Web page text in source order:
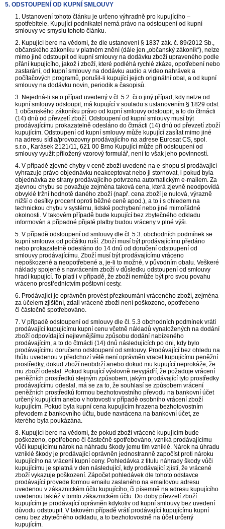
5. ODSTOUPENÍ OD KUPNÍ SMLOUVY
1. Ustanovení tohoto článku je určeno výhradně pro kupujícího –
spotřebitele. Kupující podnikatel nemá právo na odstoupení od kupní
smlouvy ve smyslu tohoto článku.
2. Kupující bere na vědomí, že dle ustanovení § 1837 zák. č. 89/2012 Sb.,
občanského zákoníku v platném znění (dále jen „občanský zákoník“), nelze
mimo jiné odstoupit od kupní smlouvy na dodávku zboží upraveného podle
přání kupujícího, jakož i zboží, které podléhá rychlé zkáze, opotřebení nebo
zastarání, od kupní smlouvy na dodávku audio a video nahrávek a
počítačových programů, porušil-li kupující jejich originální obal, a od kupní
smlouvy na dodávku novin, periodik a časopisů.
3. Nejedná-li se o případ uvedený v čl. 5.2. či o jiný případ, kdy nelze od
kupní smlouvy odstoupit, má kupující v souladu s ustanovením § 1829 odst.
1 občanského zákoníku právo od kupní smlouvy odstoupit, a to do čtrnácti
(14) dnů od převzetí zboží. Odstoupení od kupní smlouvy musí být
prodávajícímu prokazatelně odesláno do čtrnácti (14) dnů od převzetí zboží
kupujícím. Odstoupení od kupní smlouvy může kupující zasílat mimo jiné
na adresu sídla/provozovny prodávajícího na adrese Eurosat CS, spol.
s.r.o., Karásek 2121/11, 621 00 Brno Kupující může při odstoupení od
smlouvy využít přiložený vzorový formulář, není to však jeho povinností.
4. V případě zjevné chyby v ceně zboží uvedené na e-shopu si prodávající
vyhrazuje právo objednávku neakceptovat nebo ji stornovat, i pokud byla
objednávka ze strany prodávajícího potvrzena automatickým e-mailem. Za
zjevnou chybu se považuje zejména taková cena, která zjevně neodpovídá
obvyklé tržní hodnotě daného zboží (např. cena zboží je nulová, výrazně
nižší o desítky procent oproti běžné ceně apod.), a to i s ohledem na
technickou chybu v systému, lidské pochybení nebo jiné mimořádné
okolnosti. V takovém případě bude kupující bez zbytečného odkladu
informován a případné přijaté platby budou vráceny v plné výši.
5. V případě odstoupení od smlouvy dle čl. 5.3. obchodních podmínek se
kupní smlouva od počátku ruší. Zboží musí být prodávajícímu předáno
nebo prokazatelně odesláno do 14 dnů od doručení odstoupení od
smlouvy prodávajícímu. Zboží musí být prodávajícímu vráceno
nepoškozené a neopotřebené a, je-li to možné, v původním obalu. Veškeré
náklady spojené s navrácením zboží v důsledku odstoupení od smlouvy
hradí kupující. To platí i v případě, že zboží nemůže být pro svou povahu
vráceno prostřednictvím poštovní cesty.
6. Prodávající je oprávněn provést přezkoumání vráceného zboží, zejména
za účelem zjištění, zdali vrácené zboží není poškozeno, opotřebeno
či částečně spotřebováno.
7. V případě odstoupení od smlouvy dle čl. 5.3 obchodních podmínek vrátí
prodávající kupujícímu kupní cenu včetně nákladů vynaložených na dodání
zboží odpovídající nejlevnějšímu způsobu dodání nabízeného
prodávajícím, a to do čtrnácti (14) dnů následujících po dni, kdy bylo
prodávajícímu doručeno odstoupení od smlouvy. Prodávající bez ohledu na
lhůtu uvedenou v předchozí větě není oprávněn vracet kupujícímu peněžní
prostředky, dokud zboží neobdrží anebo dokud mu kupující neprokáže, že
mu zboží odeslal. Pokud kupující výslovně nevyjádří, že požaduje vrácení
peněžních prostředků stejným způsobem, jakým prodávající tyto prostředky
prodávajícímu odeslal, má se za to, že souhlasí se způsobem vrácení
peněžních prostředků formou bezhotovostního převodu na bankovní účet
určený kupujícím anebo v hotovosti v případě osobního vrácení zboží
kupujícím. Pokud byla kupní cena kupujícím hrazena bezhotovostním
převodem z bankovního účtu, bude navrácena na bankovní účet, ze
kterého byla poukázána.
8. Kupující bere na vědomí, že pokud zboží vrácené kupujícím bude
poškozeno, opotřebeno či částečně spotřebováno, vzniká prodávajícímu
vůči kupujícímu nárok na náhradu škody jemu tím vzniklé. Nárok na úhradu
vzniklé škody je prodávající oprávněn jednostranně započíst proti nároku
kupujícího na vrácení kupní ceny. Pohledávka z titulu náhrady škody vůči
kupujícímu je splatná v den následující, kdy prodávající zjistí, že vrácené
zboží vykazuje poškození. Zápočet pohledávek dle tohoto odstavce
prodávající provede formou emailu zaslaného na emailovou adresu
uvedenou v zákaznickém účtu kupujícího, či písemně na adresu kupujícího
uvedenou taktéž v tomto zákaznickém účtu. Do doby převzetí zboží
kupujícím je prodávající oprávněn kdykoliv od kupní smlouvy bez uvedení
důvodu odstoupit. V takovém případě vrátí prodávající kupujícímu kupní
cenu bez zbytečného odkladu, a to bezhotovostně na účet určený
kupujícím.